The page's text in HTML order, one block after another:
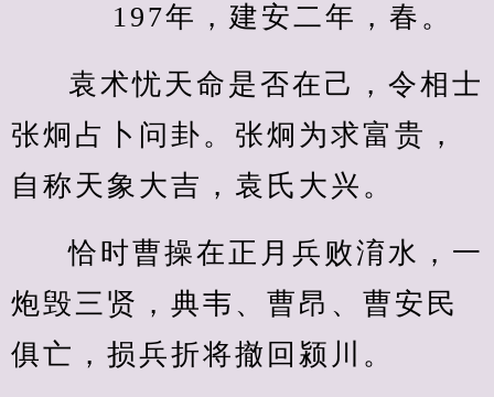
    197年，建安二年，春。
袁术忧天命是否在己，令相士
张炯占卜问卦。张炯为求富贵，
自称天象大吉，袁氏大兴。
恰时曹操在正月兵败淯水，一
炮毁三贤，典韦、曹昂、曹安民
俱亡，损兵折将撤回颍川。